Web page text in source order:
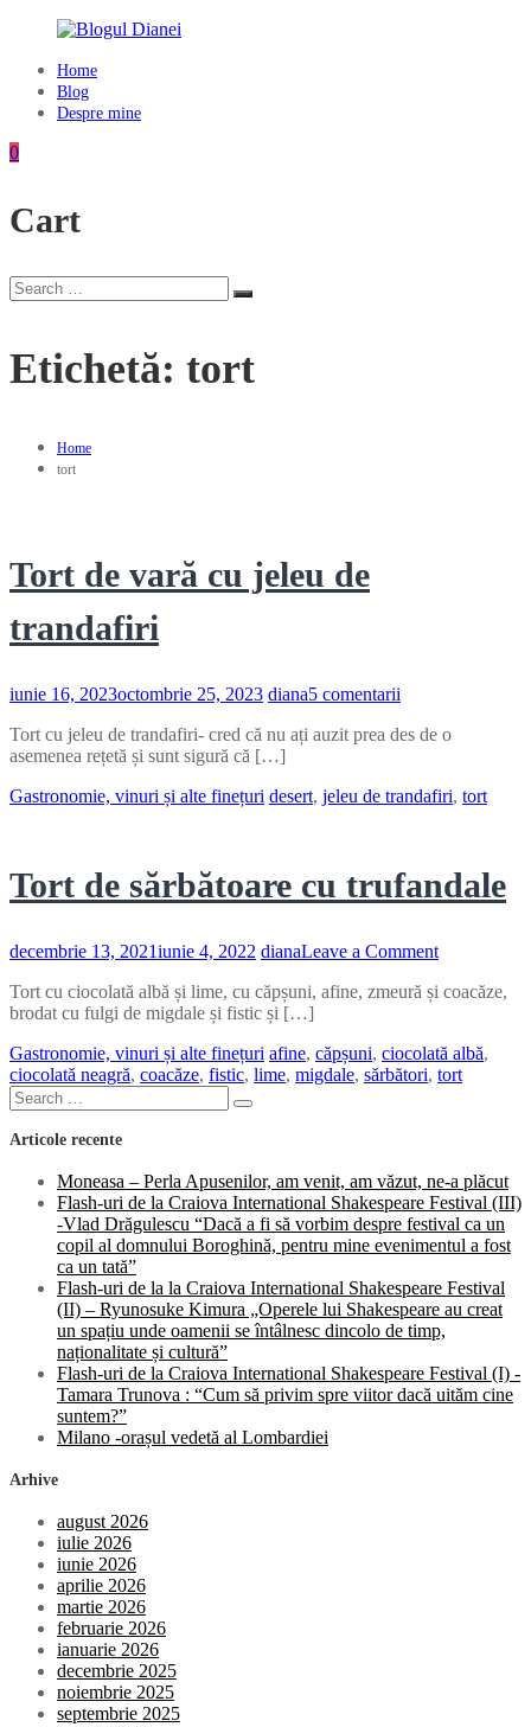
content
Blogul
Dianei
Blognotes
călătorii
și
finețuri
Home
Blog
Despre mine
0
Cart
Search
for:
Search
Etichetă: tort
Home
tort
Tort de vară cu jeleu de
trandafiri
iunie 16, 2023octombrie 25, 2023 diana5 comentarii
de
jeleu
Tort cu jeleu de trandafiri- cred că nu ați auzit prea des de o
asemenea rețetă și sunt sigură că […]
Gastronomie, vinuri și alte finețuri desert, jeleu de trandafiri, tort
Tort de sărbătoare cu trufandale
decembrie 13, 2021iunie 4, 2022 dianaLeave a Commenton
de
trufandale
Tort cu ciocolată albă și lime, cu căpșuni, afine, zmeură și coacăze,
brodat cu fulgi de migdale și fistic și […]
Gastronomie, vinuri și alte finețuri afine, căpșuni, ciocolată albă,
ciocolată neagră, coacăze, fistic, lime, migdale, sărbători, tort
Search
for:
Search
Articole recente
Moneasa – Perla Apusenilor, am venit, am văzut, ne-a plăcut
Flash-uri de la Craiova International Shakespeare Festival (III)
-Vlad Drăgulescu “Dacă a fi să vorbim despre festival ca un
copil al domnului Boroghină, pentru mine evenimentul a fost
ca un tată”
Flash-uri de la la Craiova International Shakespeare Festival
(II) – Ryunosuke Kimura „Operele lui Shakespeare au creat
un spațiu unde oamenii se întâlnesc dincolo de timp,
naționalitate și cultură”
Flash-uri de la Craiova International Shakespeare Festival (I) -
Tamara Trunova : “Cum să privim spre viitor dacă uităm cine
suntem?”
Milano -orașul vedetă al Lombardiei
Arhive
august 2026
iulie 2026
iunie 2026
aprilie 2026
martie 2026
februarie 2026
ianuarie 2026
decembrie 2025
noiembrie 2025
septembrie 2025